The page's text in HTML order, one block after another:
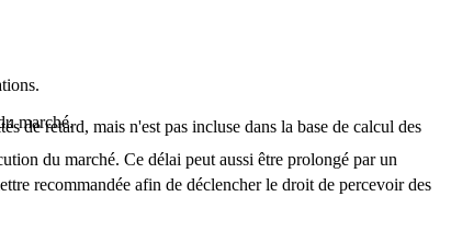
de retard, mais n'est pas incluse dans la base de calcul des
recommandée afin de déclencher le droit de percevoir des
marché.
du marché. Ce délai peut aussi être prolongé par un